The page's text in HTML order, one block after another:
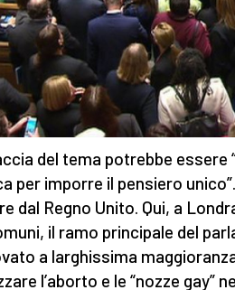
del tema potrebbe essere
per imporre il pensiero
dal Regno Unito. Qui, a
il ramo principale del
a larghissima
l’aborto e le “nozze gay”